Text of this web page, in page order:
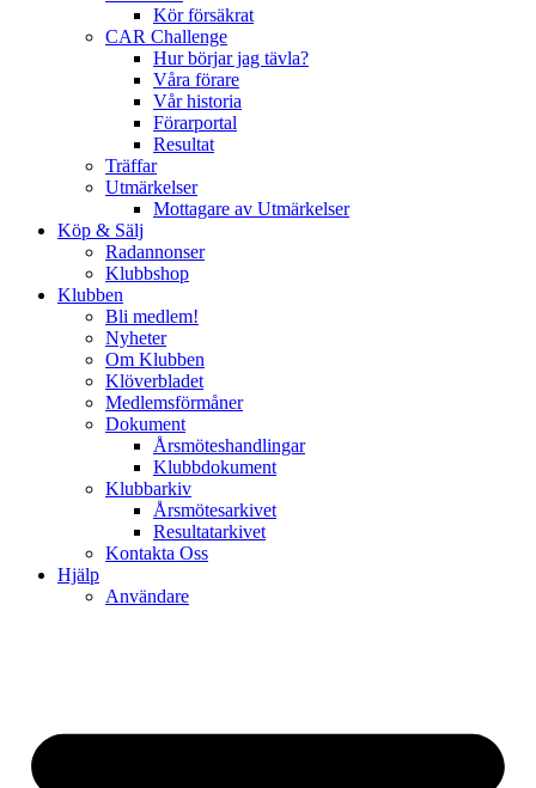
Kör försäkrat
CAR Challenge
Hur börjar jag tävla?
Våra förare
Vår historia
Förarportal
Resultat
Träffar
Utmärkelser
Mottagare av Utmärkelser
Köp & Sälj
Radannonser
Klubbshop
Klubben
Bli medlem!
Nyheter
Om Klubben
Klöverbladet
Medlemsförmåner
Dokument
Årsmöteshandlingar
Klubbdokument
Klubbarkiv
Årsmötesarkivet
Resultatarkivet
Kontakta Oss
Hjälp
Användare